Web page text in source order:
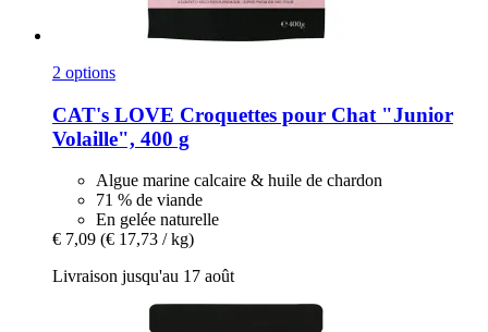
2 options
CAT's LOVE Croquettes pour Chat "Junior
Volaille", 400 g
Algue marine calcaire & huile de chardon
71 % de viande
En gelée naturelle
€ 7,09 (€ 17,73 / kg)
Livraison jusqu'au 17 août